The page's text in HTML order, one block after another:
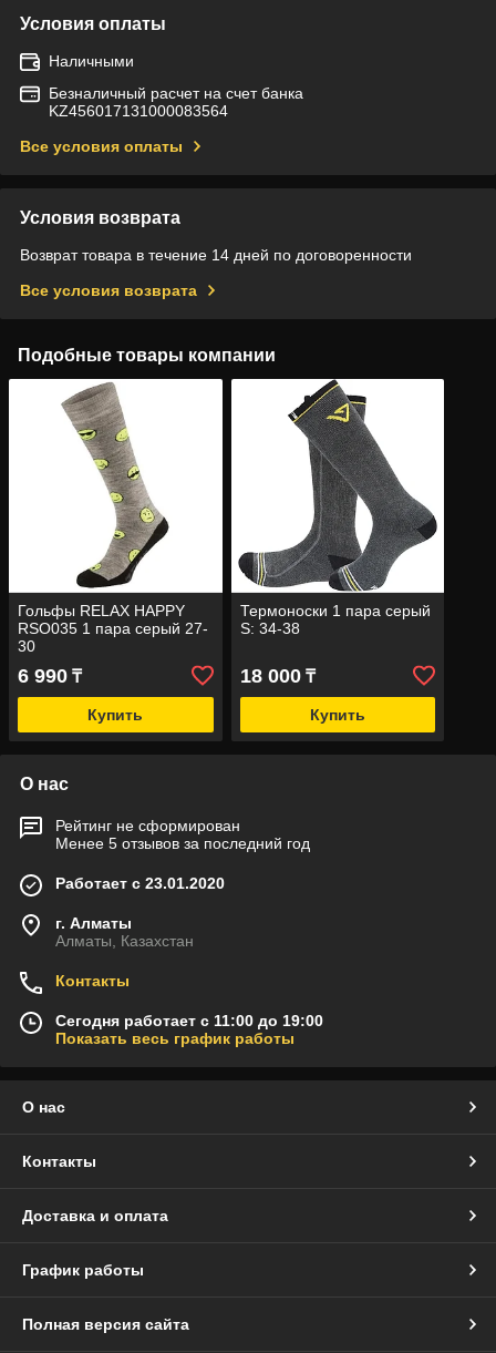
Условия оплаты
Наличными
Безналичный расчет на счет банка
KZ456017131000083564
Все условия оплаты
Условия возврата
Возврат товара в течение 14 дней по договоренности
Все условия возврата
Подобные товары компании
Гольфы RELAX HAPPY
RSO035 1 пара серый 27-
30
6 990 ₸
Купить
Термоноски 1 пара серый
S: 34-38
18 000₸
Купить
О нас
Рейтинг не сформирован
Менее 5 отзывов за последний год
Работает с 23.01.2020
г. Алматы
Алматы, Казахстан
Контакты
Сегодня работает с 11:00 до 19:00
Показать весь график работы
О нас
Контакты
Доставка и оплата
График работы
Полная версия сайта